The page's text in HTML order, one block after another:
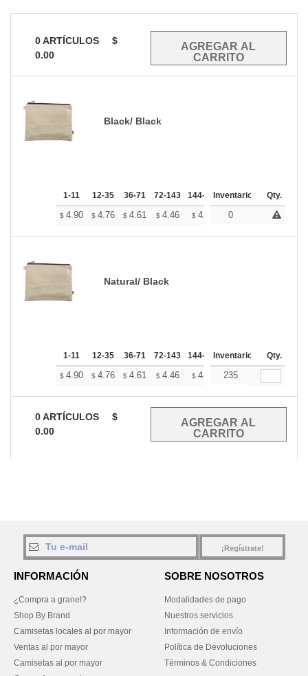
0ARTÍCULOS
$
0.00
Black/ Black
1-11 12-35 36-71 72-143 144-287 288 + Mas
Inventario Qty.
$ 4.90 $ 4.76 $ 4.61 $ 4.46 $ 4.32 $ +
0
Natural/ Black
1-11 12-35 36-71 72-143 144-287 288 + Mas
Inventario Qty.
$ 4.90 $ 4.76 $ 4.61 $ 4.46 $ 4.32 $4.25
235
0ARTÍCULOS
$
0.00
¡Regístrate!
INFORMACIÓN
¿Compra a granel?
Shop By Brand
Camisetas locales al por mayor
Ventas al por mayor
Camisetas al por mayor
SOBRE NOSOTROS
Modalidades de pago
Nuestros servicios
Información de envío
Política de Devoluciones
Términos & Condiciones